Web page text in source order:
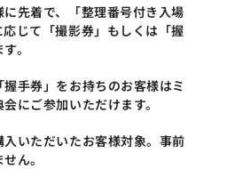
先着で、「整理番号付き入場
じて「撮影券」もしくは「握
。
握手券」をお持ちのお客様はミ
にご参加いただけます。
いただいたお客様対象。事前
ん。